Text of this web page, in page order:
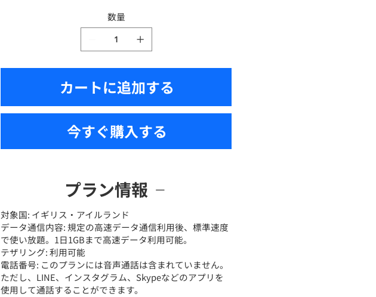
数量
カートに追加する
今すぐ購入する
プラン情報
対象国: イギリス・アイルランド
データ通信内容: 規定の高速データ通信利用後、標準速度
で使い放題。1日1GBまで高速データ利用可能。
テザリング: 利用可能
電話番号: このプランには音声通話は含まれていません。
ただし、LINE、インスタグラム、Skypeなどのアプリを
使用して通話することができます。